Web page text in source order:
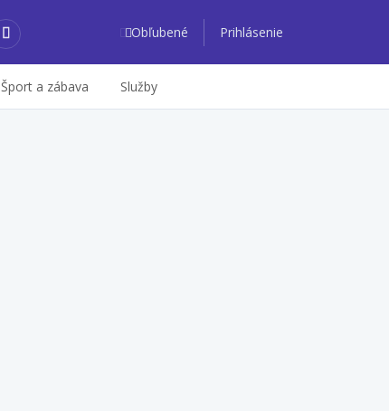
Obľubené Prihlásenie
Šport a zábava Služby